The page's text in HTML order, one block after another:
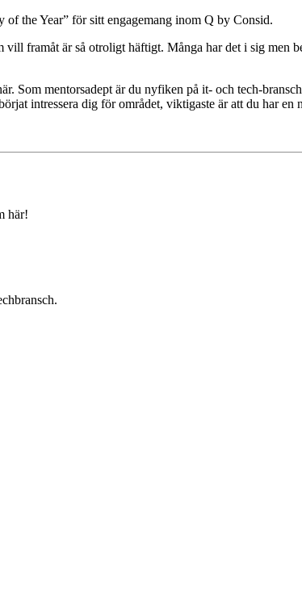
the Year” för sitt engagemang inom Q by Consid.
framåt är så otroligt häftigt. Många har det i sig men
Som mentorsadept är du nyfiken på it- och tech-
intressera dig för området, viktigaste är att du har en
här!